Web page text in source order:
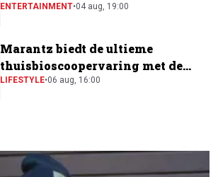
naast Will Smith
ENTERTAINMENT•04 aug, 19:00
Marantz biedt de ultieme
thuisbioscoopervaring met de
CINEMA Series 2
LIFESTYLE•06 aug, 16:00